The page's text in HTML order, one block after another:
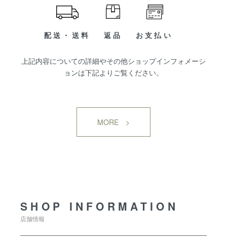
配送・送料 返品 お支払い
上記内容についての詳細やその他ショップインフォメーシ
ョンは下記よりご覧ください。
MORE >
SHOP INFORMATION
店舗情報